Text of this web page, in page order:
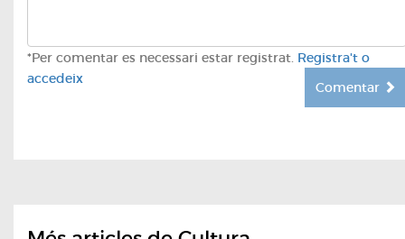
*Per comentar es necessari estar registrat. Registra't o
accedeix
Comentar